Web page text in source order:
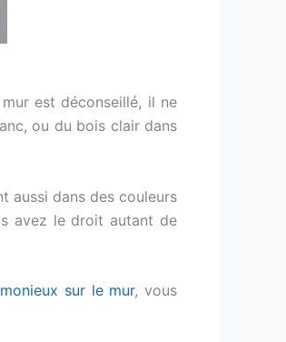
est déconseillé, il ne
ou du bois clair dans
aussi dans des couleurs
avez le droit autant de
sur le mur, vous